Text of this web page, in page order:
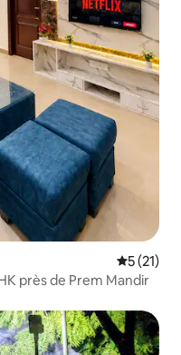
Note
5 (21)
près de Prem Mandir